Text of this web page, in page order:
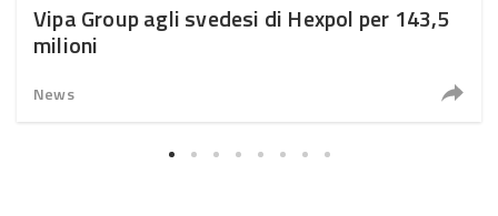
Vipa Group agli svedesi di Hexpol per 143,5
milioni
News